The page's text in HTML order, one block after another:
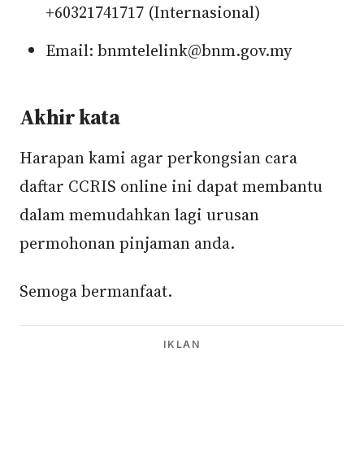
+60321741717 (Internasional)
Email: bnmtelelink@bnm.gov.my
Akhir kata
Harapan kami agar perkongsian cara
daftar CCRIS online ini dapat membantu
dalam memudahkan lagi urusan
permohonan pinjaman anda.
Semoga bermanfaat.
IKLAN